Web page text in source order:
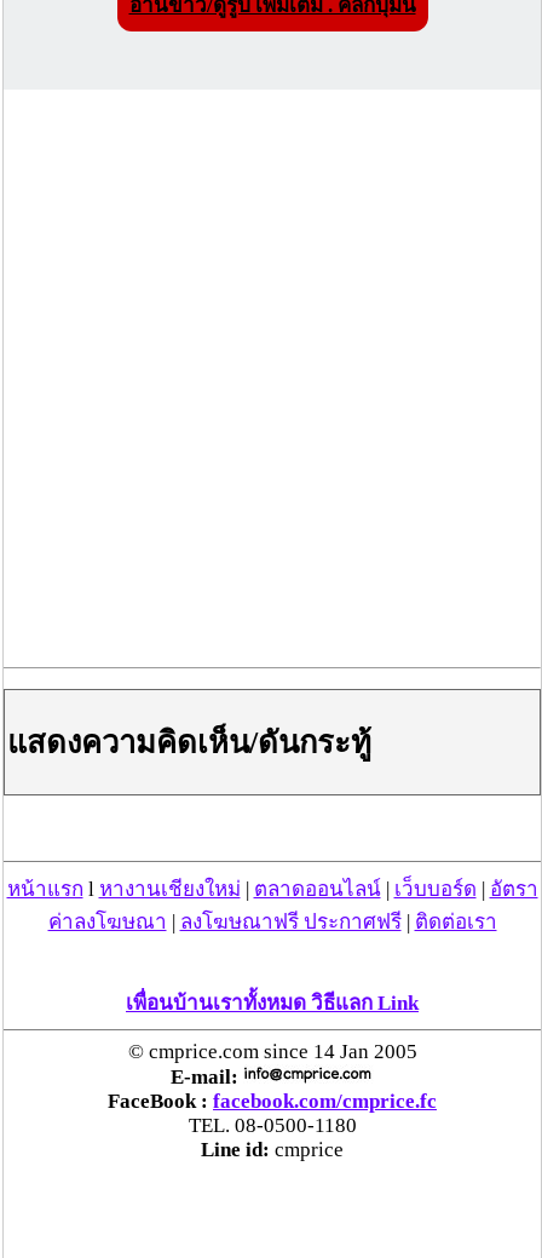
อ่านข่าว/ดูรูป เพิ่มเติม . คลิ๊กปุ่มนี้
แสดงความคิดเห็น/ดันกระทู้
หน้าแรก l หางานเชียงใหม่ ตลาดออนไลน์| เว็บบอร์ด
อัตรา
ค่าลงโฆษณา
ลงโฆษณาฟรี ประกาศฟรี| ติดต่อเรา
เพื่อนบ้านเราทั้งหมด วิธีแลก Link
© cmprice.com since 14 Jan 2005
E-mail:
FaceBook : facebook.com/cmprice.fc
TEL. 08-0500-1180
Line id: cmprice